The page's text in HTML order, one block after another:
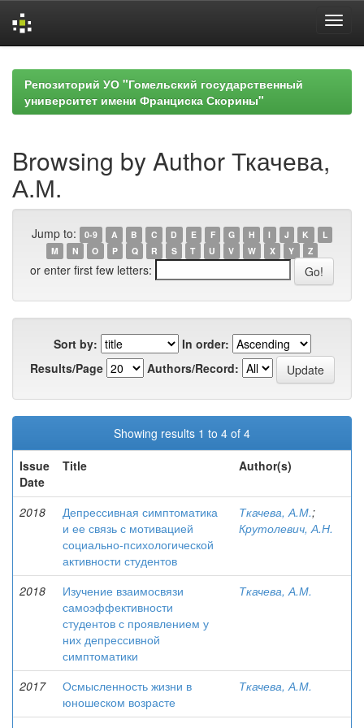
navigationРепозиторий УО "Гомельский государственный
университет имени Франциска Скорины"
Browsing by Author Ткачева,
А.М.
Jump to: 0-9 A B C D E F G H I J K
L
M
N O P Q R S T U V W X Y Z
or enter first few letters:
Sort by:
In order:
Results/Page
Authors/Record:
Showing results 1 to 4 of 4
Issue
Date
Title Author(s)
2018
Депрессивная симптоматика
и ее связь с мотивацией
социально-психологической
активности студентов
Ткачева, А.М.;
Крутолевич, А.Н.
2018
Изучение взаимосвязи
самоэффективности
студентов с проявлением у
них депрессивной
симптоматики
Ткачева, А.М.
2017
Осмысленность жизни в
юношеском возрасте
Ткачева, А.М.